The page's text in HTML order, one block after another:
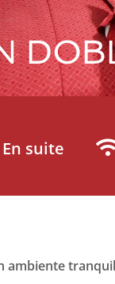
En suite
ambiente